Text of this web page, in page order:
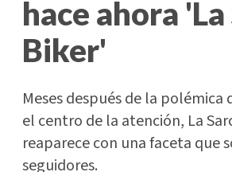
hace ahora 'La
Biker'
Meses después de la polémica
el centro de la atención, La
reaparece con una faceta que
seguidores.